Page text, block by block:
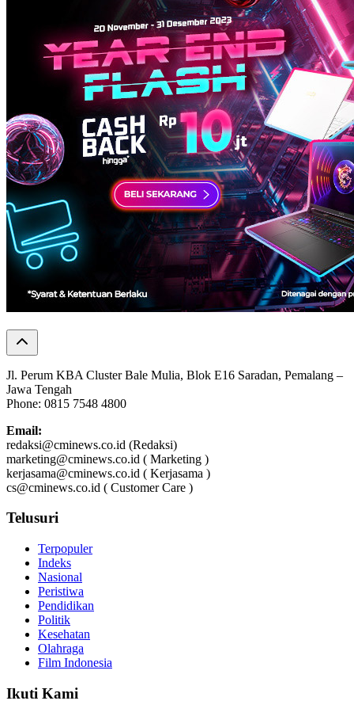
Jl. Perum KBA Cluster Bale Mulia, Blok E16 Saradan, Pemalang –
Jawa Tengah
Phone: 0815 7548 4800
Email:
redaksi@cminews.co.id (Redaksi)
marketing@cminews.co.id ( Marketing )
kerjasama@cminews.co.id ( Kerjasama )
cs@cminews.co.id ( Customer Care )
Telusuri
Terpopuler
Indeks
Nasional
Peristiwa
Pendidikan
Politik
Kesehatan
Olahraga
Film Indonesia
Ikuti Kami